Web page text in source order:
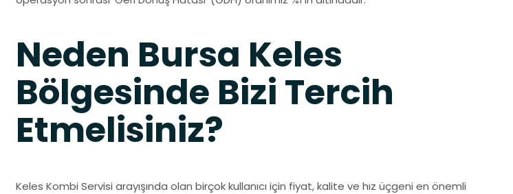
Neden Bursa Keles
Bölgesinde Bizi Tercih
Etmelisiniz?
Keles Kombi Servisi arayışında olan birçok kullanıcı için fiyat, kalite ve hız üçgeni en önemli